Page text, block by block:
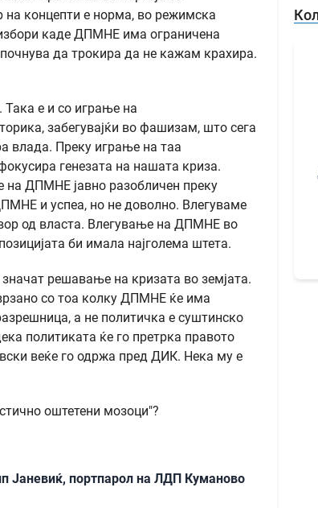
концепти е норма, во режимска
каде ДПМНЕ има ограничена
почнува да трокира да не кажам крахира.
Така е и со играње на
забегувајќи во фашизам, што сега
влада. Преку играње на таа
генезата на нашата криза.
на ДПМНЕ јавно разобличен преку
и успеа, но не доволно. Влегуваме
од власта. Влегување на ДПМНЕ во
би имала најголема штета.
решавање на кризата во земјата.
со тоа колку ДПМНЕ ќе има
а не политичка е суштинско
политиката ќе го претрка правото
веќе го одржа пред ДИК. Нека му е
оштетени мозоци"?
Јаневиќ, портпарол на ЛДП Куманово